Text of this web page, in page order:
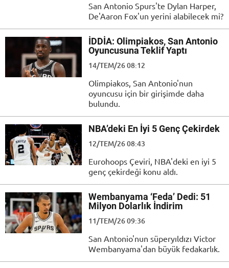
San Antonio Spurs'te Dylan Harper,
De'Aaron Fox'un yerini alabilecek mi?
İDDİA: Olimpiakos, San Antonio
Oyuncusuna Teklif Yaptı
14/TEM/26 08:12
Olimpiakos, San Antonio'nun
oyuncusu için bir girişimde daha
bulundu.
NBA’deki En İyi 5 Genç Çekirdek
12/TEM/26 08:43
Eurohoops Çeviri, NBA'deki en iyi 5
genç çekirdeği konu aldı.
Wembanyama ‘Feda’ Dedi: 51
Milyon Dolarlık İndirim
11/TEM/26 09:36
San Antonio'nun süperyıldızı Victor
Wembanyama'dan büyük fedakarlık.